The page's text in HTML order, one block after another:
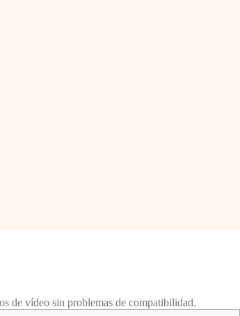
de vídeo sin problemas de compatibilidad.